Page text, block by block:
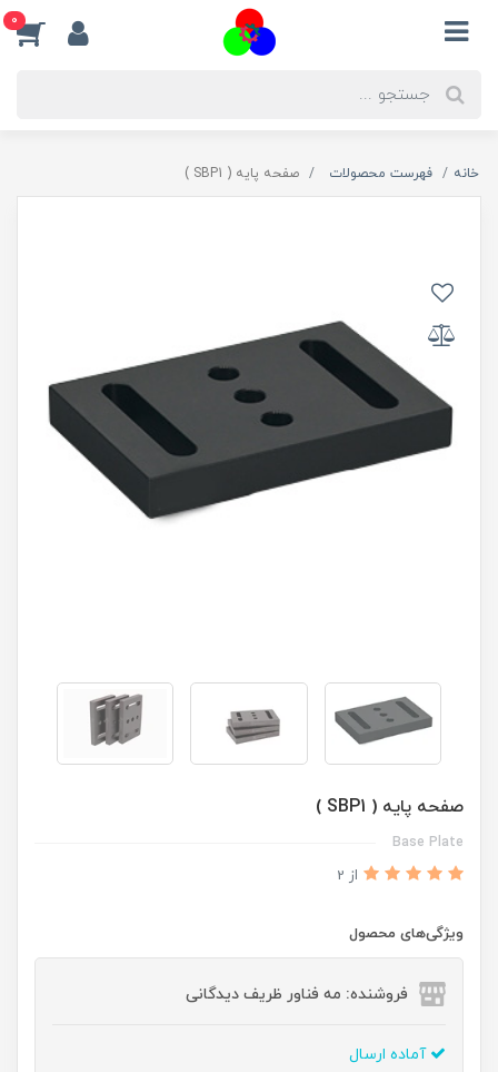
0
خانه فهرست محصولات صفحه پایه ( SBP1 )
صفحه پایه ( SBP1 )
Base Plate
از 2
ویژگی‌های محصول
فروشنده: مه فناور ظریف دیدگانی
آماده ارسال